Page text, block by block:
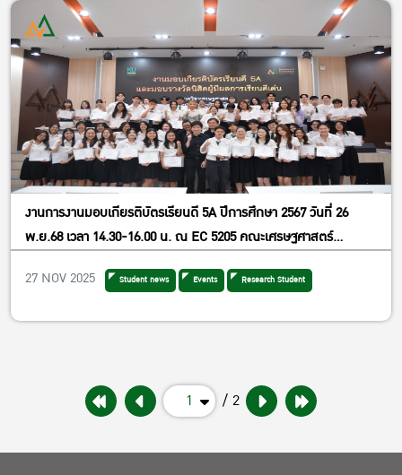
งานการงานมอบเกียรติบัตรเรียนดี 5A ปีการศึกษา 2567 วันที่ 26
พ.ย.68 เวลา 14.30-16.00 น. ณ EC 5205 คณะเศรษฐศาสตร์
27 NOV 2025 Student news Events Research Student
1 / 2